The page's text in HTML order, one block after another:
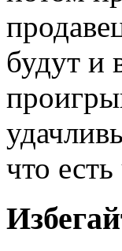
будут и
что есть